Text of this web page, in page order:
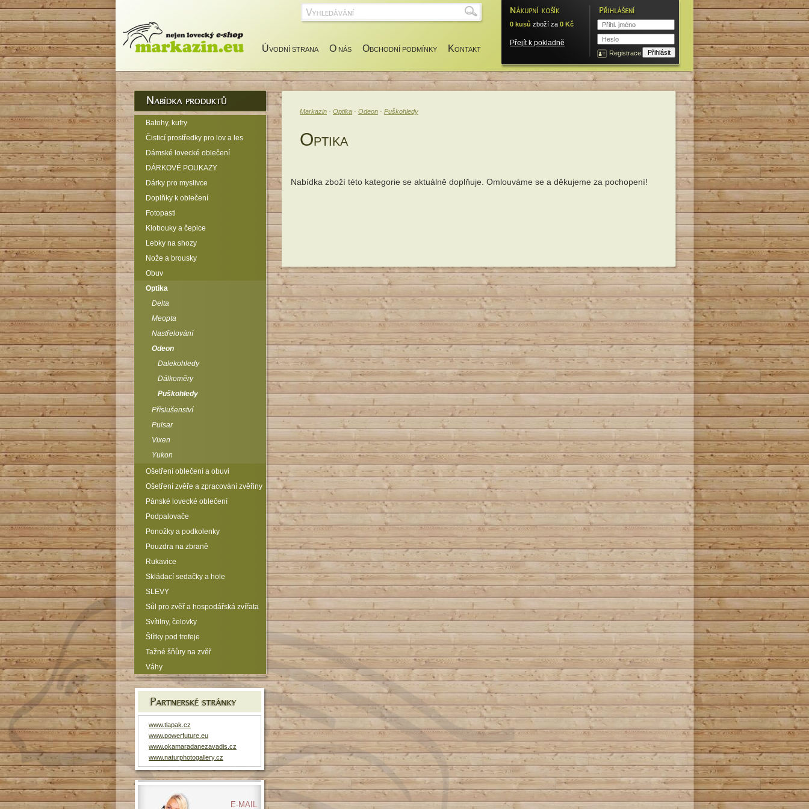
0 kusů zboží za 0 Kč
Přejít k pokladně
Registrace
KONTAKT
OBCHODNÍ PODMÍNKY
O NÁS
ÚVODNÍ STRANA
Markazin · Optika · Odeon · Puškohledy
OPTIKA
Nabídka zboží této kategorie se aktuálně doplňuje. Omlouváme se a děkujeme za pochopení!
Batohy, kufry
Čisticí prostředky pro lov a les
Dámské lovecké oblečení
DÁRKOVÉ POUKAZY
Dárky pro myslivce
Doplňky k oblečení
Fotopasti
Klobouky a čepice
Lebky na shozy
Nože a brousky
Obuv
Optika
Delta
Meopta
Nastřelování
Odeon
Dalekohledy
Dálkoměry
Puškohledy
Příslušenství
Pulsar
Vixen
Yukon
Ošetření oblečení a obuvi
Ošetření zvěře a zpracování zvěřiny
Pánské lovecké oblečení
Podpalovače
Ponožky a podkolenky
Pouzdra na zbraně
Rukavice
Skládací sedačky a hole
SLEVY
Sůl pro zvěř a hospodářská zvířata
Svítilny, čelovky
Štítky pod trofeje
Tažné šňůry na zvěř
Váhy
www.tlapak.cz
www.powerfuture.eu
www.okamaradanezavadis.cz
www.naturphotogallery.cz
E-MAIL